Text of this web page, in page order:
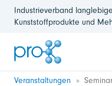
Industrieverband langlebige
Kunststoffprodukte und
Veranstaltungen